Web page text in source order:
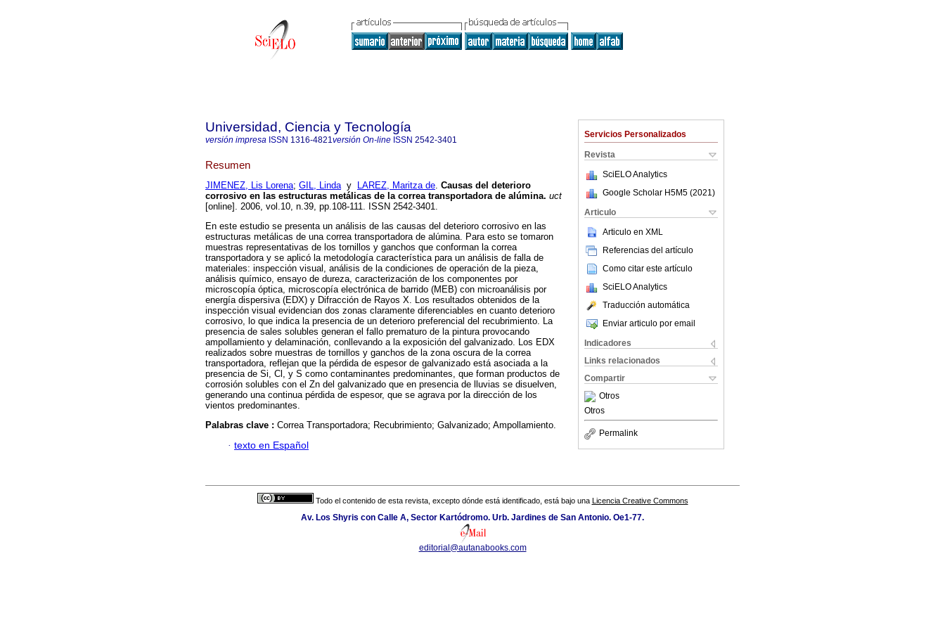
Servicios Personalizados
Revista
SciELO Analytics
Google Scholar H5M5 (2021 )
Articulo
Articulo en XML
Referencias del artículo
Como citar este artículo
SciELO Analytics
Traducción automática
Enviar articulo por email
Indicadores
Links relacionados
Compartir
Otros
Otros
Permalink
Universidad, Ciencia y Tecnología
versión impresa ISSN 1316-4821versión On-line ISSN 2542-3401
Resumen
JIMENEZ, Lis Lorena; GIL, Linday LAREZ, Maritza de. Causas del deterioro
corrosivo en las estructuras metálicas de la correa transportadora de alúmina. uct
[online]. 2006, vol.10, n.39, pp.108-111. ISSN 2542-3401.
En este estudio se presenta un análisis de las causas del deterioro corrosivo en las
estructuras metálicas de una correa transportadora de alúmina. Para esto se tomaron
muestras representativas de los tornillos y ganchos que conforman la correa
transportadora y se aplicó la metodología característica para un análisis de falla de
materiales: inspección visual, análisis de la condiciones de operación de la pieza,
análisis químico, ensayo de dureza, caracterización de los componentes por
microscopía óptica, microscopía electrónica de barrido (MEB) con microanálisis por
energía dispersiva (EDX) y Difracción de Rayos X. Los resultados obtenidos de la
inspección visual evidencian dos zonas claramente diferenciables en cuanto deterioro
corrosivo, lo que indica la presencia de un deterioro preferencial del recubrimiento. La
presencia de sales solubles generan el fallo prematuro de la pintura provocando
ampollamiento y delaminación, conllevando a la exposición del galvanizado. Los EDX
realizados sobre muestras de tornillos y ganchos de la zona oscura de la correa
transportadora, reflejan que la pérdida de espesor de galvanizado está asociada a la
presencia de Si, Cl, y S como contaminantes predominantes, que forman productos de
corrosión solubles con el Zn del galvanizado que en presencia de lluvias se disuelven,
generando una continua pérdida de espesor, que se agrava por la dirección de los
vientos predominantes.
Palabras clave : Correa Transportadora; Recubrimiento; Galvanizado; Ampollamiento.
· texto en Español
Todo el contenido de esta revista, excepto dónde está identificado, está bajo una Licencia Creative Commons
Av. Los Shyris con Calle A, Sector Kartódromo. Urb. Jardines de San Antonio. Oe1-77.
editorial@autanabooks.com